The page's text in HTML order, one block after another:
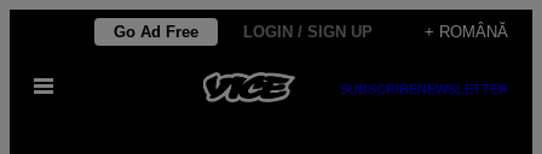
content
Go Ad Free LOGIN / SIGN UP + ROMÂNĂ
Open
SUBSCRIBENEWSLETTER